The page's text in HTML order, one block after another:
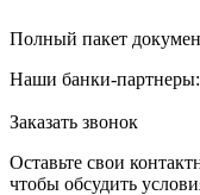
Полный пакет
Наши банки-партнеры:
Заказать звонок
Оставьте свои
чтобы обсудить